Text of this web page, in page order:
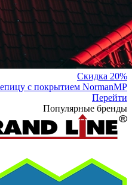
Скидка 20%
с покрытием NormanMP
Перейти
Популярные бренды